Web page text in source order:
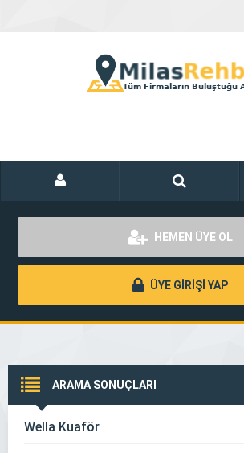
HEMEN ÜYE OL
ÜYE GİRİŞİ YAP
ARAMA SONUÇLARI
Wella Kuaför